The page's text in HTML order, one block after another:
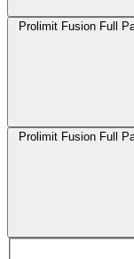
Prolimit Fusion Full
Prolimit Fusion Full